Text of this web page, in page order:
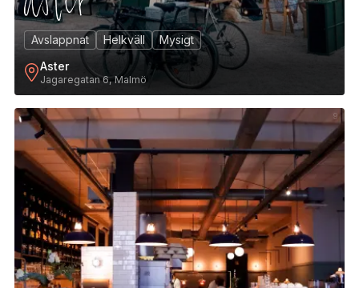
Avslappnat Helkväll
Mysigt
Aster
Jagaregatan 6, Malmö
9